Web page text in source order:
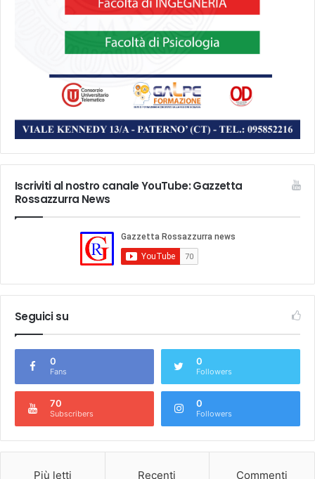
Iscriviti al nostro canale YouTube: Gazzetta
Rossazzurra News
Seguici su
0
Fans
0
Followers
70
Subscribers
0
Followers
Più letti Recenti Commenti